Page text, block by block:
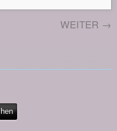
WEITER →